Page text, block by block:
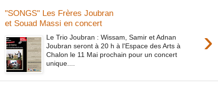
"SONGS" Les Frères Joubran
et Souad Massi en concert
›
Le Trio Joubran : Wissam, Samir et Adnan
Joubran seront à 20 h à l'Espace des Arts à
Chalon le 11 Mai prochain pour un concert
unique....